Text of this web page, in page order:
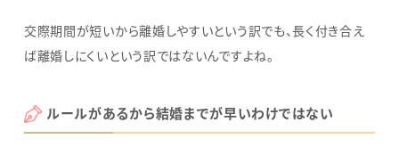
交際期間が短いから離婚しやすいという訳でも、長く付き合え
ば離婚しにくいという訳ではないんですよね。
ルールがあるから結婚までが早いわけではない